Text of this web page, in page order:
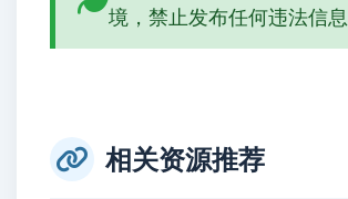
境，禁止发布任何违法信息
相关资源推荐